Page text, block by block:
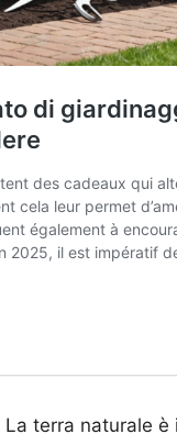
La terra naturale